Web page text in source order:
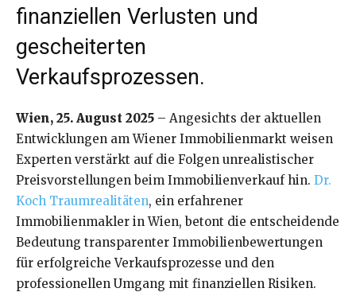
finanziellen Verlusten und
gescheiterten
Verkaufsprozessen.
Wien, 25. August 2025 – Angesichts der aktuellen
Entwicklungen am Wiener Immobilienmarkt weisen
Experten verstärkt auf die Folgen unrealistischer
Preisvorstellungen beim Immobilienverkauf hin. Dr.
Koch Traumrealitäten, ein erfahrener
Immobilienmakler in Wien, betont die entscheidende
Bedeutung transparenter Immobilienbewertungen
für erfolgreiche Verkaufsprozesse und den
professionellen Umgang mit finanziellen Risiken.